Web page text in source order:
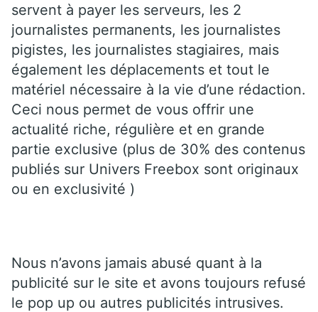
servent à payer les serveurs, les 2
journalistes permanents, les journalistes
pigistes, les journalistes stagiaires, mais
également les déplacements et tout le
matériel nécessaire à la vie d’une rédaction.
Ceci nous permet de vous offrir une
actualité riche, régulière et en grande
partie exclusive (plus de 30% des contenus
publiés sur Univers Freebox sont originaux
ou en exclusivité )
Nous n’avons jamais abusé quant à la
publicité sur le site et avons toujours refusé
le pop up ou autres publicités intrusives.